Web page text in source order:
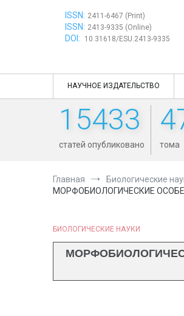
ISSN: 2411-6467 (Print)
ISSN: 2413-9335 (Online)
DOI: 10.31618/ESU.2413-9335
НАУЧНОЕ ИЗДАТЕЛЬСТВО
15433
статей опубликовано тома
Главная
Биологические
МОРФОБИОЛОГИЧЕСКИЕ
БИОЛОГИЧЕСКИЕ НАУКИ